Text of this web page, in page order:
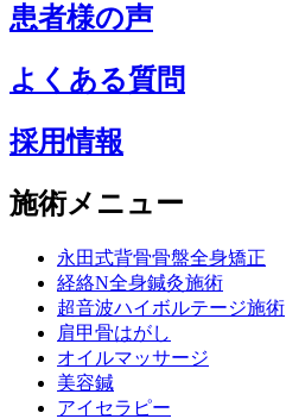
患者様の声
よくある質問
採用情報
施術メニュー
永田式背骨骨盤全身矯正
経絡N全身鍼灸施術
超音波ハイボルテージ施術
肩甲骨はがし
オイルマッサージ
美容鍼
アイセラピー